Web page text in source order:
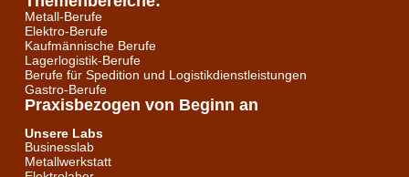
Metall-Berufe
Elektro-Berufe
Kaufmännische Berufe
Lagerlogistik-Berufe
Berufe für Spedition und Logistikdienstleistungen
Gastro-Berufe
Praxisbezogen von Beginn an
Unsere Labs
Businesslab
Metallwerkstatt